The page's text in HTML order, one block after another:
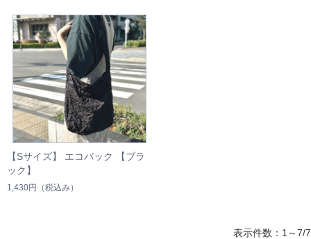
【Sサイズ】 エコバック 【ブラ
ック】
1,430円 （税込み）
表示件数：1～7/7